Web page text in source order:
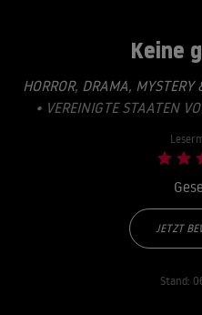
Keine
HORROR, DRAMA, MYSTERY
• VEREINIGTE STAATEN
JETZT
Stand: